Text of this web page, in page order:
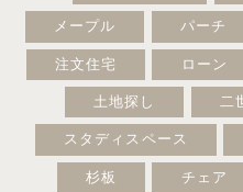
メープル パーチ
注文住宅 ローン
土地探し 二
スタディスペース
杉板 チェア